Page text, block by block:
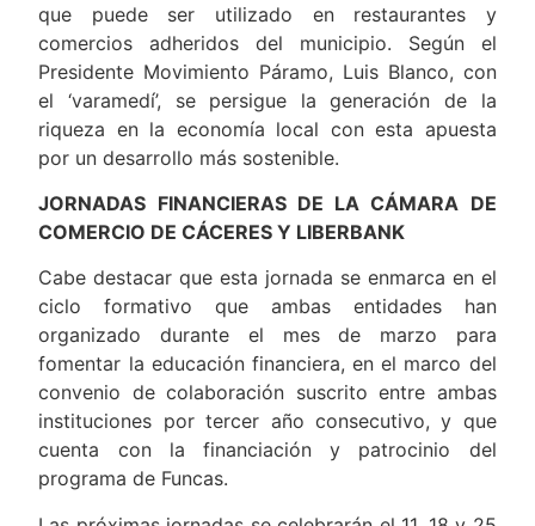
servicios equivalente y respaldado por el euro
que puede ser utilizado en restaurantes y
comercios adheridos del municipio. Según el
Presidente Movimiento Páramo, Luis Blanco, con
el ‘varamedí’, se persigue la generación de la
riqueza en la economía local con esta apuesta
por un desarrollo más sostenible.
JORNADAS FINANCIERAS DE LA CÁMARA DE
COMERCIO DE CÁCERES Y LIBERBANK
Cabe destacar que esta jornada se enmarca en el
ciclo formativo que ambas entidades han
organizado durante el mes de marzo para
fomentar la educación financiera, en el marco del
convenio de colaboración suscrito entre ambas
instituciones por tercer año consecutivo, y que
cuenta con la financiación y patrocinio del